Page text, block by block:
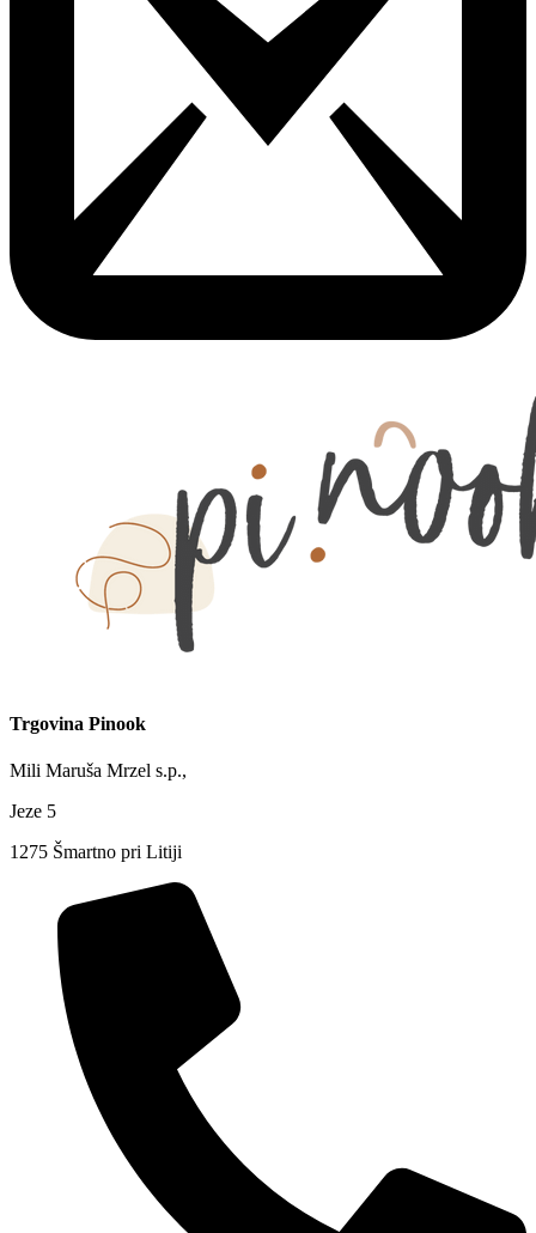
Trgovina Pinook
Mili Maruša Mrzel s.p.,
Jeze 5
1275 Šmartno pri Litiji